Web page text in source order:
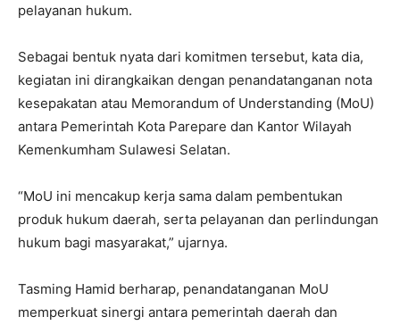
pelayanan hukum.
Sebagai bentuk nyata dari komitmen tersebut, kata dia,
kegiatan ini dirangkaikan dengan penandatanganan nota
kesepakatan atau Memorandum of Understanding (MoU)
antara Pemerintah Kota Parepare dan Kantor Wilayah
Kemenkumham Sulawesi Selatan.
“MoU ini mencakup kerja sama dalam pembentukan
produk hukum daerah, serta pelayanan dan perlindungan
hukum bagi masyarakat,” ujarnya.
Tasming Hamid berharap, penandatanganan MoU
memperkuat sinergi antara pemerintah daerah dan